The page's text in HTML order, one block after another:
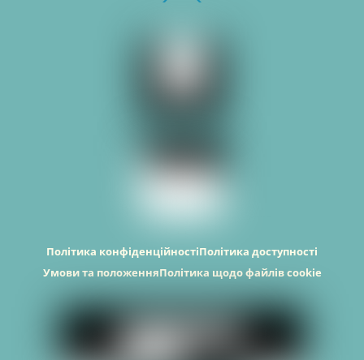
Політика конфіденційностіПолітика доступності
Умови та положенняПолітика щодо файлів cookie